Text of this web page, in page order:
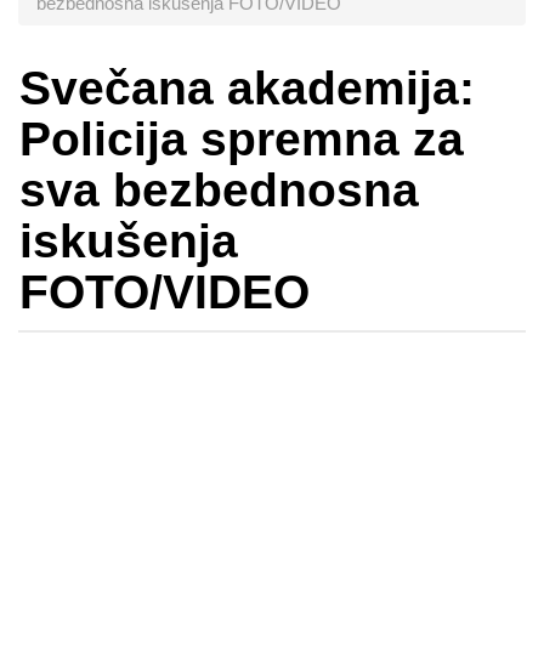
Svečana akademija:
Policija spremna za
sva bezbednosna
iskušenja
FOTO/VIDEO